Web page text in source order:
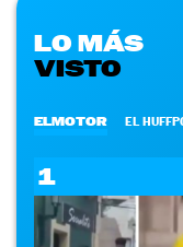
LO MÁS
VISTO
ELMOTOR EL
1